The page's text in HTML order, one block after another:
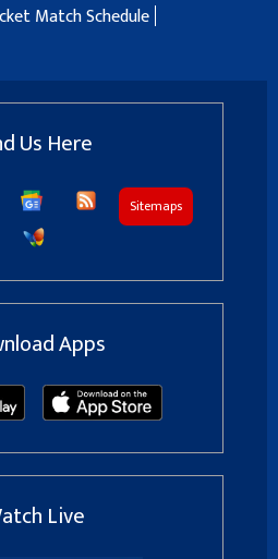
Match Schedule
Us Here
Sitemaps
Apps
Live